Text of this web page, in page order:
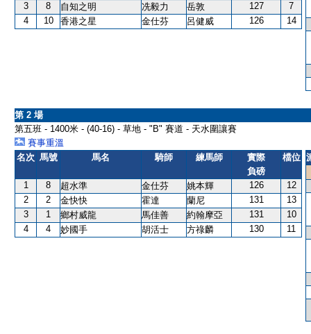
3
8 自知之明 冼毅力 岳敦 127
7
4
10 香港之星 金仕芬 呂健威 126 14
第 2 場
第五班 - 1400米 - (40-16) - 草地 - "B" 賽道 - 天水圍讓賽
賽事重溫
名次 馬號 馬名 騎師 練馬師
實際
負磅
檔位
1 8 超水準 金仕芬 姚本輝 126
12
2
2 金快快 霍達 蘭尼 131
13
3
1 鄉村威龍 馬佳善 約翰摩亞 131
10
4
4 妙國手 胡活士 方祿麟 130 11